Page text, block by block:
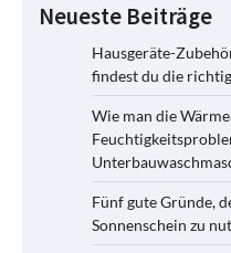
Neueste Beiträge
Hausgeräte-
findest du die
Wie man die
Fünf gute Gründe,
Sonnenschein zu